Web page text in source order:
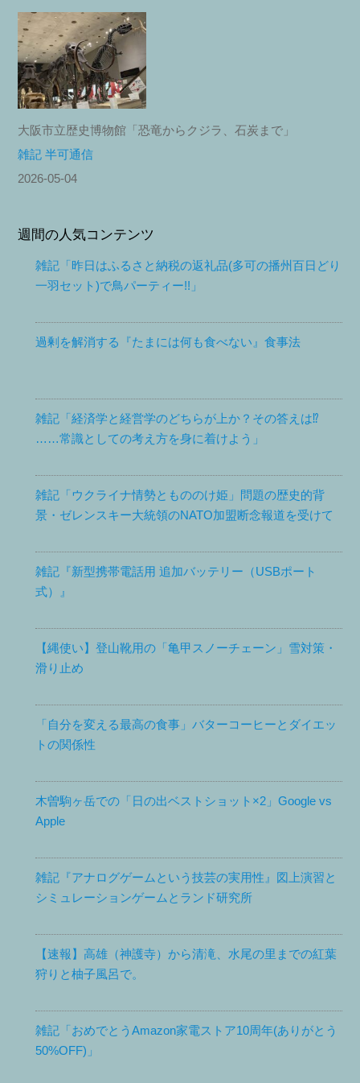
大阪市立歴史博物館「恐竜からクジラ、石炭まで」
雑記 半可通信
2026-05-04
週間の人気コンテンツ
雑記「昨日はふるさと納税の返礼品(多可の播州百日どり
一羽セット)で鳥パーティー!!」
過剰を解消する『たまには何も食べない』食事法
雑記「経済学と経営学のどちらが上か？その答えは⁉
……常識としての考え方を身に着けよう」
雑記「ウクライナ情勢ともののけ姫」問題の歴史的背
景・ゼレンスキー大統領のNATO加盟断念報道を受けて
雑記『新型携帯電話用 追加バッテリー（USBポート
式）』
【縄使い】登山靴用の「亀甲スノーチェーン」雪対策・
滑り止め
「自分を変える最高の食事」バターコーヒーとダイエッ
トの関係性
木曽駒ヶ岳での「日の出ベストショット×2」Google vs
Apple
雑記『アナログゲームという技芸の実用性』図上演習と
シミュレーションゲームとランド研究所
【速報】高雄（神護寺）から清滝、水尾の里までの紅葉
狩りと柚子風呂で。
雑記「おめでとうAmazon家電ストア10周年(ありがとう
50%OFF)」